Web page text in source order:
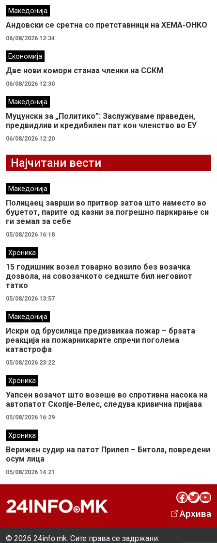
Македонија
Андовски се сретна со претставници на ХЕМА-ОНКО
06/08/2026 12:34
Економија
Две нови комори станаа членки на ССКМ
06/08/2026 12:30
Македонија
Муцунски за „Политико”: Заслужуваме праведен,
предвидлив и кредибилен пат кон членство во ЕУ
06/08/2026 12:20
Најчитани вести
Македонија
Полицаец заврши во притвор затоа што наместо во
буџетот, парите од казни за погрешно паркирање си
ги земал за себе
05/08/2026 16:18
Хроника
15 годишник возел товарно возило без возачка
дозвола, на совозачкото седиште бил неговиот
татко
05/08/2026 13:57
Македонија
Искри од брусилица предизвикаа пожар – брзата
реакција на пожарникарите спречи поголема
катастрофа
05/08/2026 23:22
Хроника
Уапсен возачот што возеше во спротивна насока на
автопатот Скопје-Велес, следува кривична пријава
05/08/2026 16:29
Хроника
Верижен судир на патот Прилеп – Битола, повредени
осум лица
05/08/2026 14:21
Facebook Twitter YouTube
Архива
© 2026 24info.mk. Сите права се задржани.